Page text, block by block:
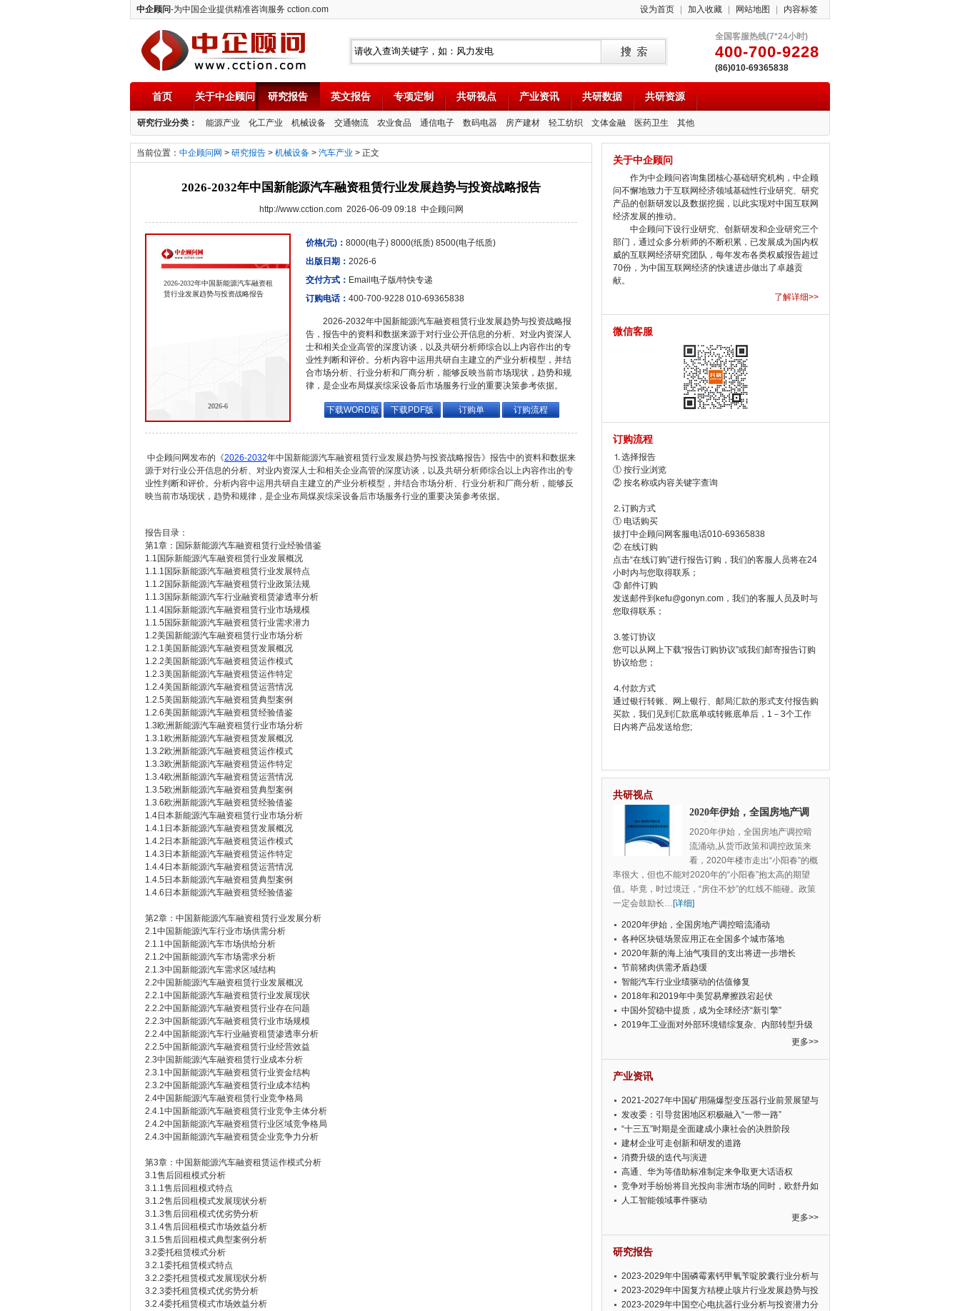
中企顾问-为中国企业提供精准咨询服务 cction.com 设为首页 加入收藏 网站地图 内容标签
中企顾问
全国客服热线(7*24小时)
400-700-9228
(86)010-69365838
首页 关于中企顾问 研究报告 英文报告 专项定制 共研视点 产业资讯 共研数据 共研资源
研究行业分类： 能源产业 化工产业 机械设备 交通物流 农业食品 通信电子 数码电器 房产建材 轻工纺织 文体金融 医药卫生 其他
当前位置： 中企顾问网 > 研究报告 > 机械设备 > 汽车产业 > 正文
2026-2032年中国新能源汽车融资租赁行业发展趋势与投资战略报告
http://www.cction.com 2026-06-09 09:18 中企顾问网
2026-2032年中国新能源汽车融资租
赁行业发展趋势与投资战略报告
2026-6
价格(元)： 8000(电子) 8000(纸质) 8500(电子纸质)
出版日期： 2026-6
交付方式： Email电子版/特快专递
订购电话： 400-700-9228 010-69365838
2026-2032年中国新能源汽车融资租赁行业发展趋势与投资战略报
告，报告中的资料和数据来源于对行业公开信息的分析、对业内资深人
士和相关企业高管的深度访谈，以及共研分析师综合以上内容作出的专
业性判断和评价。分析内容中运用共研自主建立的产业分析模型，并结
合市场分析、行业分析和厂商分析，能够反映当前市场现状，趋势和规
律，是企业布局煤炭综采设备后市场服务行业的重要决策参考依据。
下载WORD版 下载PDF版 订购单 订购流程
中企顾问网发布的《2026-2032年中国新能源汽车融资租赁行业发展趋势与投资战略报告》报告中的资料和数据来
源于对行业公开信息的分析、对业内资深人士和相关企业高管的深度访谈，以及共研分析师综合以上内容作出的专
业性判断和评价。分析内容中运用共研自主建立的产业分析模型，并结合市场分析、行业分析和厂商分析，能够反
映当前市场现状，趋势和规律，是企业布局煤炭综采设备后市场服务行业的重要决策参考依据。
报告目录：
第1章：国际新能源汽车融资租赁行业经验借鉴
1.1国际新能源汽车融资租赁行业发展概况
1.1.1国际新能源汽车融资租赁行业发展特点
1.1.2国际新能源汽车融资租赁行业政策法规
1.1.3国际新能源汽车行业融资租赁渗透率分析
1.1.4国际新能源汽车融资租赁行业市场规模
1.1.5国际新能源汽车融资租赁行业需求潜力
1.2美国新能源汽车融资租赁行业市场分析
1.2.1美国新能源汽车融资租赁发展概况
1.2.2美国新能源汽车融资租赁运作模式
1.2.3美国新能源汽车融资租赁运作特定
1.2.4美国新能源汽车融资租赁运营情况
1.2.5美国新能源汽车融资租赁典型案例
1.2.6美国新能源汽车融资租赁经验借鉴
1.3欧洲新能源汽车融资租赁行业市场分析
1.3.1欧洲新能源汽车融资租赁发展概况
1.3.2欧洲新能源汽车融资租赁运作模式
1.3.3欧洲新能源汽车融资租赁运作特定
1.3.4欧洲新能源汽车融资租赁运营情况
1.3.5欧洲新能源汽车融资租赁典型案例
1.3.6欧洲新能源汽车融资租赁经验借鉴
1.4日本新能源汽车融资租赁行业市场分析
1.4.1日本新能源汽车融资租赁发展概况
1.4.2日本新能源汽车融资租赁运作模式
1.4.3日本新能源汽车融资租赁运作特定
1.4.4日本新能源汽车融资租赁运营情况
1.4.5日本新能源汽车融资租赁典型案例
1.4.6日本新能源汽车融资租赁经验借鉴
第2章：中国新能源汽车融资租赁行业发展分析
2.1中国新能源汽车行业市场供需分析
2.1.1中国新能源汽车市场供给分析
2.1.2中国新能源汽车市场需求分析
2.1.3中国新能源汽车需求区域结构
2.2中国新能源汽车融资租赁行业发展概况
2.2.1中国新能源汽车融资租赁行业发展现状
2.2.2中国新能源汽车融资租赁行业存在问题
2.2.3中国新能源汽车融资租赁行业市场规模
2.2.4中国新能源汽车行业融资租赁渗透率分析
2.2.5中国新能源汽车融资租赁行业经营效益
2.3中国新能源汽车融资租赁行业成本分析
2.3.1中国新能源汽车融资租赁行业资金结构
2.3.2中国新能源汽车融资租赁行业成本结构
2.4中国新能源汽车融资租赁行业竞争格局
2.4.1中国新能源汽车融资租赁行业竞争主体分析
2.4.2中国新能源汽车融资租赁行业区域竞争格局
2.4.3中国新能源汽车融资租赁企业竞争力分析
第3章：中国新能源汽车融资租赁运作模式分析
3.1售后回租模式分析
3.1.1售后回租模式特点
3.1.2售后回租模式发展现状分析
3.1.3售后回租模式优劣势分析
3.1.4售后回租模式市场效益分析
3.1.5售后回租模式典型案例分析
3.2委托租赁模式分析
3.2.1委托租赁模式特点
3.2.2委托租赁模式发展现状分析
3.2.3委托租赁模式优劣势分析
3.2.4委托租赁模式市场效益分析
关于中企顾问
作为中企顾问咨询集团核心基础研究机构，中企顾
问不懈地致力于互联网经济领域基础性行业研究、研究
产品的创新研发以及数据挖掘，以此实现对中国互联网
经济发展的推动。
中企顾问下设行业研究、创新研发和企业研究三个
部门，通过众多分析师的不断积累，已发展成为国内权
威的互联网经济研究团队，每年发布各类权威报告超过
70份，为中国互联网经济的快速进步做出了卓越贡
献。
了解详细>>
微信客服
订购流程
⒈选择报告
① 按行业浏览
② 按名称或内容关键字查询
⒉订购方式
① 电话购买
拔打中企顾问网客服电话010-69365838
② 在线订购
点击“在线订购”进行报告订购，我们的客服人员将在24
小时内与您取得联系；
③ 邮件订购
发送邮件到kefu@gonyn.com，我们的客服人员及时与
您取得联系；
⒊签订协议
您可以从网上下载“报告订购协议”或我们邮寄报告订购
协议给您；
⒋付款方式
通过银行转账、网上银行、邮局汇款的形式支付报告购
买款，我们见到汇款底单或转账底单后，1－3个工作
日内将产品发送给您;
共研视点
2020年伊始，全国房地产调
控暗流涌动
2020年伊始，全国房地产调控暗
流涌动,从货币政策和调控政策来
看，2020年楼市走出“小阳春”的概
率很大，但也不能对2020年的“小阳春”抱太高的期望
值。毕竟，时过境迁，“房住不炒”的红线不能碰。政策
一定会鼓励长…[详细]
2020年伊始，全国房地产调控暗流涌动
各种区块链场景应用正在全国多个城市落地
2020年新的海上油气项目的支出将进一步增长
节前猪肉供需矛盾趋缓
智能汽车行业业绩驱动的估值修复
2018年和2019年中美贸易摩擦跌宕起伏
中国外贸稳中提质，成为全球经济“新引擎”
2019年工业面对外部环境错综复杂、内部转型升级
更多>>
产业资讯
2021-2027年中国矿用隔爆型变压器行业前景展望与
投资前景预测报告
发改委：引导贫困地区积极融入“一带一路”
“十三五”时期是全面建成小康社会的决胜阶段
建材企业可走创新和研发的道路
消费升级的迭代与演进
高通、华为等借助标准制定来争取更大话语权
竞争对手纷纷将目光投向非洲市场的同时，欧舒丹如
此淡定，难道就真的不怕丧失先机吗?
人工智能领域事件驱动
更多>>
研究报告
2023-2029年中国磷霉素钙甲氧苄啶胶囊行业分析与
投资可行性报告
2023-2029年中国复方桔梗止咳片行业发展趋势与投
资潜力分析报告
2023-2029年中国空心电抗器行业分析与投资潜力分